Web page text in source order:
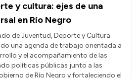
y cultura: ejes de una
en Río Negro
de Juventud, Deporte y Cultura
una agenda de trabajo orientada a
y el acompañamiento de las
políticas públicas junto a las
de Río Negro y fortaleciendo el